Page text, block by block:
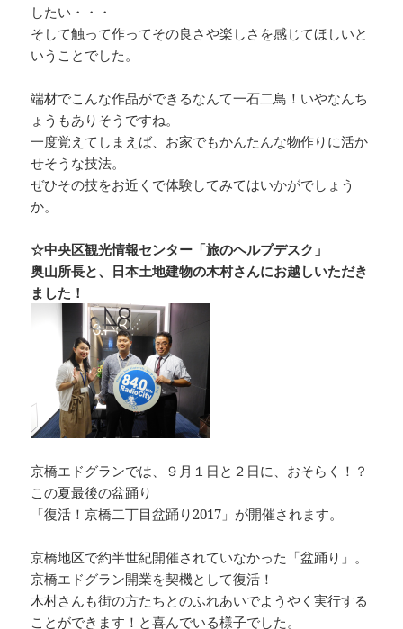
したい・・・
そして触って作ってその良さや楽しさを感じてほしいと
いうことでした。
端材でこんな作品ができるなんて一石二鳥！いやなんち
ょうもありそうですね。
一度覚えてしまえば、お家でもかんたんな物作りに活か
せそうな技法。
ぜひその技をお近くで体験してみてはいかがでしょう
か。
☆中央区観光情報センター「旅のヘルプデスク」
奥山所長と、日本土地建物の木村さんにお越しいただき
ました！
京橋エドグランでは、９月１日と２日に、おそらく！？
この夏最後の盆踊り
「復活！京橋二丁目盆踊り2017」が開催されます。
京橋地区で約半世紀開催されていなかった「盆踊り」。
京橋エドグラン開業を契機として復活！
木村さんも街の方たちとのふれあいでようやく実行する
ことができます！と喜んでいる様子でした。